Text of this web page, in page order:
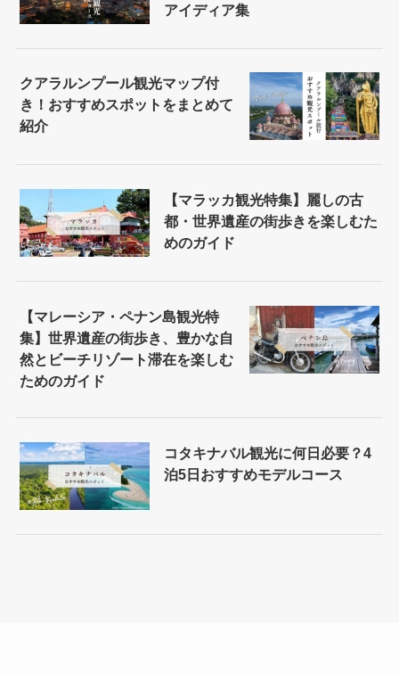
アイディア集
クアラルンプール観光マップ付
き！おすすめスポットをまとめて
紹介
【マラッカ観光特集】麗しの古
都・世界遺産の街歩きを楽しむた
めのガイド
【マレーシア・ペナン島観光特
集】世界遺産の街歩き、豊かな自
然とビーチリゾート滞在を楽しむ
ためのガイド
コタキナバル観光に何日必要？4
泊5日おすすめモデルコース